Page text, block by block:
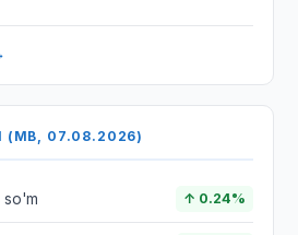
(MB, 07.08.2026)
so'm ↑ 0.24%